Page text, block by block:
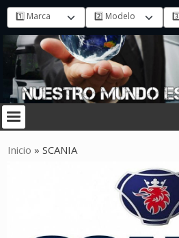
Inicio » SCANIA